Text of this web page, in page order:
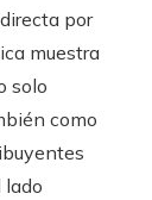
por
muestra
solo
como
lado